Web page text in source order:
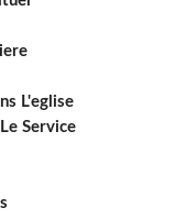
L'eglise
Service